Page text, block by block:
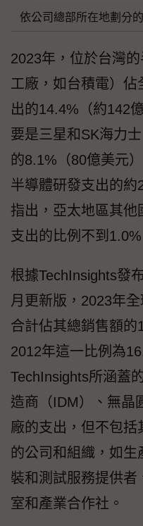
依公司總部所在地劃分
2023年，位於台灣
工廠，如台積電）佔
出的14.4%（約142
要是三星和SK海力
的8.1%（80億美元
半導體研發支出的約
指出，亞太地區其他
支出的比例不到1.0%
根據TechInsights發
月更新版，2023年
合計佔其總銷售額的
2012年這一比例為
TechInsights所涵蓋
造商（IDM）、無晶
廠的支出，但不包括
的公司和組織，如
裝和測試服務提供者
室和產業合作社。